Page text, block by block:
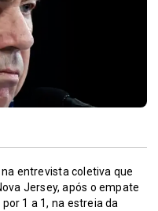
entrevista coletiva que
Jersey, após o empate
1 a 1, na estreia da